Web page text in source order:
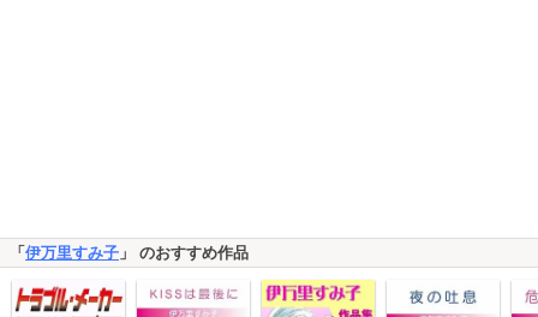
「 伊万里すみ子 」 のおすすめ作品